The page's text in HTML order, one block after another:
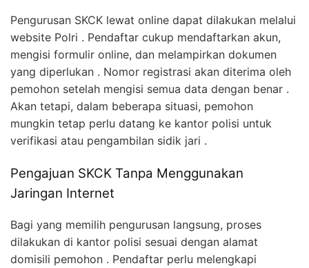
Pengurusan SKCK lewat online dapat dilakukan melalui
website Polri . Pendaftar cukup mendaftarkan akun,
mengisi formulir online, dan melampirkan dokumen
yang diperlukan . Nomor registrasi akan diterima oleh
pemohon setelah mengisi semua data dengan benar .
Akan tetapi, dalam beberapa situasi, pemohon
mungkin tetap perlu datang ke kantor polisi untuk
verifikasi atau pengambilan sidik jari .
Pengajuan SKCK Tanpa Menggunakan
Jaringan Internet
Bagi yang memilih pengurusan langsung, proses
dilakukan di kantor polisi sesuai dengan alamat
domisili pemohon . Pendaftar perlu melengkapi